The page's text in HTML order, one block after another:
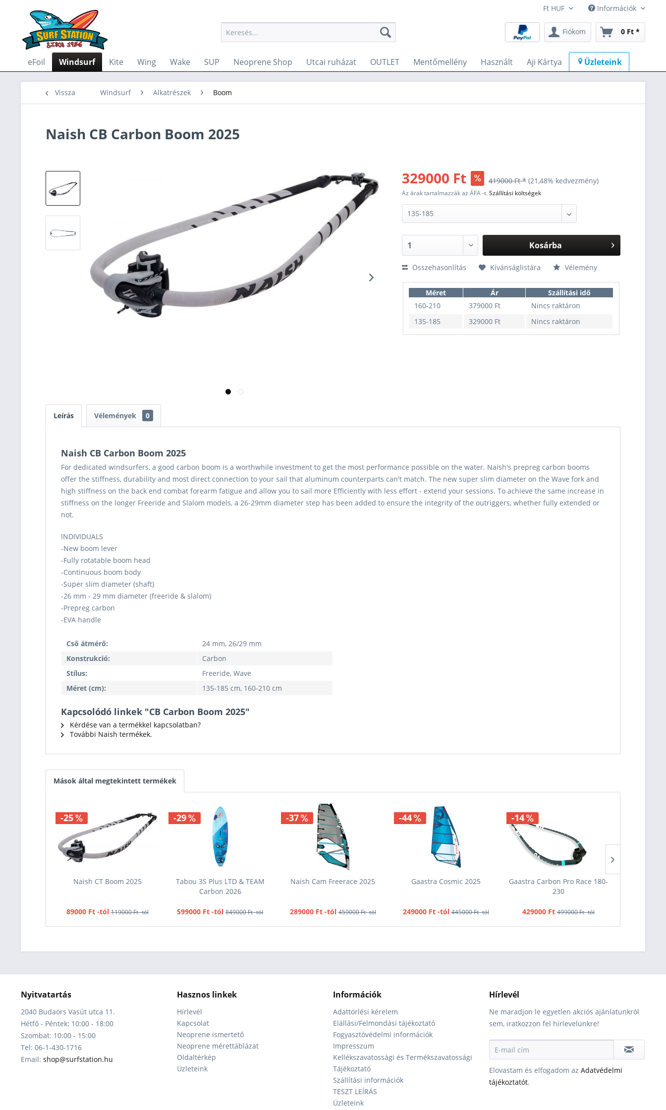
Információk
Fiókom 0 Ft *
eFoil Windsurf Kite Wing Wake SUP Neoprene Shop Utcai ruházat OUTLET Mentőmellény Használt Aji Kártya Üzleteink
Vissza Windsurf Alkatrészek Boom
Naish CB Carbon Boom 2025
329000 Ft 419000 Ft * (21,48% kedvezmény)
Az árak tartalmazzák az ÁFA -t.Szállítási költségek
Kosárba
Összehasonlítás Kívánságlistára Vélemény
Méret Ár
Szállítási idő
160-210
379000 Ft
Nincs raktáron
135-185
329000 Ft Nincs raktáron
Leírás Vélemények 0
Naish CB Carbon Boom 2025
For dedicated windsurfers, a good carbon boom is a worthwhile investment to get the most performance possible on the water. Naish's prepreg carbon booms
offer the stiffness, durability and most direct connection to your sail that aluminum counterparts can't match. The new super slim diameter on the Wave fork and
high stiffness on the back end combat forearm fatigue and allow you to sail more Efficiently with less effort - extend your sessions. To achieve the same increase in
stiffness on the longer Freeride and Slalom models, a 26-29mm diameter step has been added to ensure the integrity of the outriggers, whether fully extended or
not.
INDIVIDUALS
-New boom lever
-Fully rotatable boom head
-Continuous boom body
-Super slim diameter (shaft)
-26 mm - 29 mm diameter (freeride & slalom)
-Prepreg carbon
-EVA handle
Cső átmérő:
24 mm, 26/29 mm
Konstrukció:
Carbon
Stílus:
Freeride, Wave
Méret (cm):
135-185 cm, 160-210 cm
Kapcsolódó linkek "CB Carbon Boom 2025"
Kérdése van a termékkel kapcsolatban?
További Naish termékek.
Mások által megtekintett termékek
-25
Naish CT Boom 2025
89000 Ft -tól 119000 Ft -tól
-29
Tabou 3S Plus LTD & TEAM
Carbon 2026
599000 Ft -tól 849000 Ft -tól
-37
Naish Cam Freerace 2025
289000 Ft -tól 459000 Ft -tól
-44
Gaastra Cosmic 2025
249000 Ft -tól 445000 Ft -tól
-14
Gaastra Carbon Pro Race 180-
230
429000 Ft 499000 Ft -tól
Nyitvatartás
2040 Budaörs Vasút utca 11.
Hétfő - Péntek: 10:00 - 18:00
Szombat: 10:00 - 15:00
Tel: 06-1-430-1716
Email: shop@surfstation.hu
Hasznos linkek
Hírlevél
Kapcsolat
Neoprene ismertető
Neoprene mérettáblázat
Oldaltérkép
Üzleteink
Információk
Adattörlési kérelem
Elállási/Felmondási tájékoztató
Fogyasztóvédelmi információk
Impresszum
Kellékszavatossági és Termékszavatossági
Tájékoztató
Szállítási információk
TESZT LEÍRÁS
Üzleteink
Hírlevél
Ne maradjon le egyetlen akciós ajánlatunkról
sem, iratkozzon fel hírlevelünkre!
Elovastam és elfogadom az Adatvédelmi
tájékoztatót.